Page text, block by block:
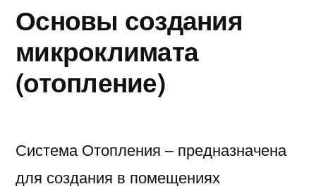
Основы создания
микроклимата
(отопление)
Система Отопления – предназначена
для создания в помещениях